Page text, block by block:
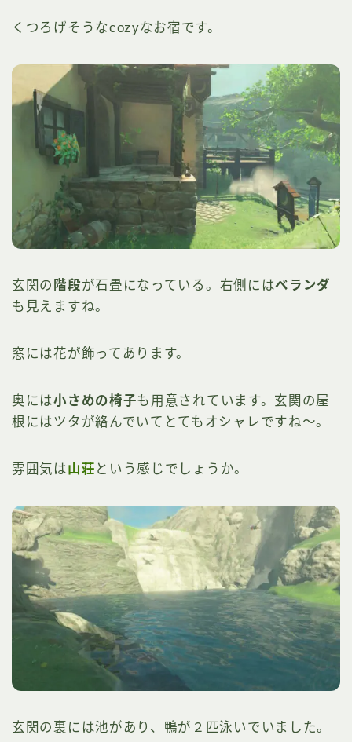
くつろげそうなcozyなお宿です。
玄関の 階段が石畳になっている。右側にはベランダ
も見えますね。
窓には花が飾ってあります。
奥には小さめの椅子も用意されています。玄関の屋
根にはツタが絡んでいてとてもオシャレですね～。
雰囲気は山荘 という感じでしょうか。
玄関の裏には池があり、鴨が２匹泳いでいました。